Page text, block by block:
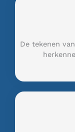
De tekenen